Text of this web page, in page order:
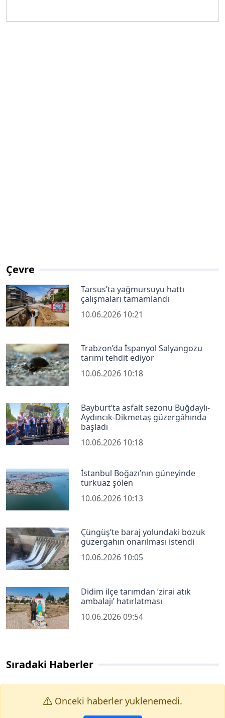
Çevre
Tarsus’ta yağmursuyu hattı
çalışmaları tamamlandı
10.06.2026 10:21
Trabzon’da İspanyol Salyangozu
tarımı tehdit ediyor
10.06.2026 10:18
Bayburt’ta asfalt sezonu Buğdaylı-
Aydıncık-Dikmetaş güzergâhında
başladı
10.06.2026 10:18
İstanbul Boğazı’nın güneyinde
turkuaz şölen
10.06.2026 10:13
Çüngüş’te baraj yolundaki bozuk
güzergahın onarılması istendi
10.06.2026 10:05
Didim ilçe tarımdan ’zirai atık
ambalajı’ hatırlatması
10.06.2026 09:54
Sıradaki Haberler
Onceki haberler yuklenemedi.